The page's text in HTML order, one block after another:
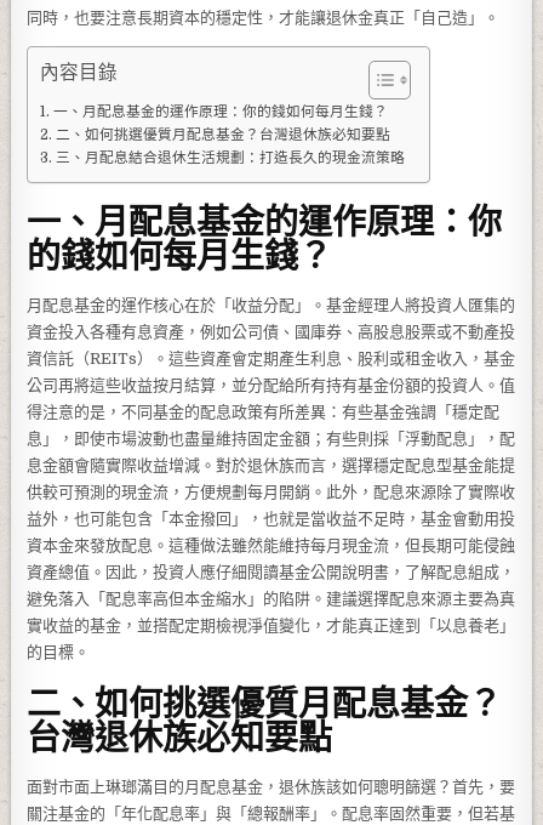
同時，也要注意長期資本的穩定性，才能讓退休金真正「自己造」。
內容目錄
一、月配息基金的運作原理：你的錢如何每月生錢？
二、如何挑選優質月配息基金？台灣退休族必知要點
三、月配息結合退休生活規劃：打造長久的現金流策略
一、月配息基金的運作原理：你
的錢如何每月生錢？
月配息基金的運作核心在於「收益分配」。基金經理人將投資人匯集的
資金投入各種有息資產，例如公司債、國庫券、高股息股票或不動產投
資信託（REITs）。這些資產會定期產生利息、股利或租金收入，基金
公司再將這些收益按月結算，並分配給所有持有基金份額的投資人。值
得注意的是，不同基金的配息政策有所差異：有些基金強調「穩定配
息」，即使市場波動也盡量維持固定金額；有些則採「浮動配息」，配
息金額會隨實際收益增減。對於退休族而言，選擇穩定配息型基金能提
供較可預測的現金流，方便規劃每月開銷。此外，配息來源除了實際收
益外，也可能包含「本金撥回」，也就是當收益不足時，基金會動用投
資本金來發放配息。這種做法雖然能維持每月現金流，但長期可能侵蝕
資產總值。因此，投資人應仔細閱讀基金公開說明書，了解配息組成，
避免落入「配息率高但本金縮水」的陷阱。建議選擇配息來源主要為真
實收益的基金，並搭配定期檢視淨值變化，才能真正達到「以息養老」
的目標。
二、如何挑選優質月配息基金？
台灣退休族必知要點
面對市面上琳瑯滿目的月配息基金，退休族該如何聰明篩選？首先，要
關注基金的「年化配息率」與「總報酬率」。配息率固然重要，但若基